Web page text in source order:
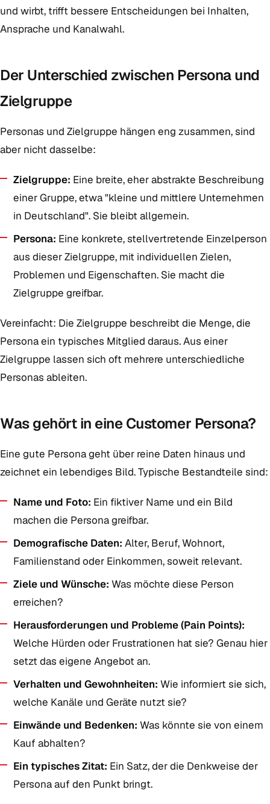
und wirbt, trifft bessere Entscheidungen bei Inhalten,
Ansprache und Kanalwahl.
Der Unterschied zwischen Persona und
Zielgruppe
Personas und Zielgruppe hängen eng zusammen, sind
aber nicht dasselbe:
Zielgruppe: Eine breite, eher abstrakte Beschreibung
einer Gruppe, etwa "kleine und mittlere Unternehmen
in Deutschland". Sie bleibt allgemein.
Persona: Eine konkrete, stellvertretende Einzelperson
aus dieser Zielgruppe, mit individuellen Zielen,
Problemen und Eigenschaften. Sie macht die
Zielgruppe greifbar.
Vereinfacht: Die Zielgruppe beschreibt die Menge, die
Persona ein typisches Mitglied daraus. Aus einer
Zielgruppe lassen sich oft mehrere unterschiedliche
Personas ableiten.
Was gehört in eine Customer Persona?
Eine gute Persona geht über reine Daten hinaus und
zeichnet ein lebendiges Bild. Typische Bestandteile sind:
Name und Foto: Ein fiktiver Name und ein Bild
machen die Persona greifbar.
Demografische Daten: Alter, Beruf, Wohnort,
Familienstand oder Einkommen, soweit relevant.
Ziele und Wünsche: Was möchte diese Person
erreichen?
Herausforderungen und Probleme (Pain Points):
Welche Hürden oder Frustrationen hat sie? Genau hier
setzt das eigene Angebot an.
Verhalten und Gewohnheiten: Wie informiert sie sich,
welche Kanäle und Geräte nutzt sie?
Einwände und Bedenken: Was könnte sie von einem
Kauf abhalten?
Ein typisches Zitat: Ein Satz, der die Denkweise der
Persona auf den Punkt bringt.